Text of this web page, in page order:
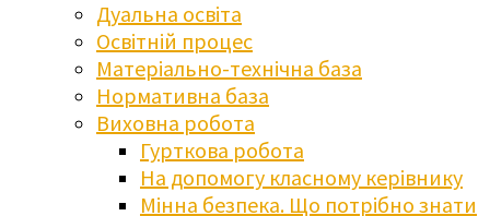
Дуальна освіта
Освітній процес
Матеріально-технічна база
Нормативна база
Виховна робота
Гурткова робота
На допомогу класному керівнику
Мінна безпека. Що потрібно знати